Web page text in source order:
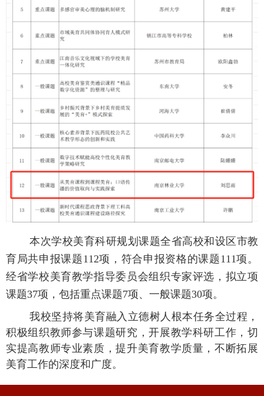
本次学校美育科研规划课题全省高校和设区市教
育局共申报课题112项，符合申报资格的课题111项。
经省学校美育教学指导委员会组织专家评选，拟立项
课题37项，包括重点课题7项、一般课题30项。
我校坚持将美育融入立德树人根本任务全过程，
积极组织教师参与课题研究，开展教学科研工作，切
实提高教师专业素质，提升美育教学质量，不断拓展
美育工作的深度和广度。